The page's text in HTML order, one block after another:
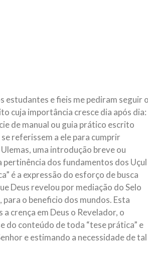
Hejrita. Desejamos a todos os
Centro Islâmico no
Na noite da quinta-feira, 03 de
sede, em São Paulo, o ex-
do Irã, Sr. Kamal Kharrazi, que
estudantes e fieis me pediram seguir o
cuja importância cresce dia após dia:
de manual ou guia prático escrito
referissem a ele para cumprir
uma introdução breve ou
dos fundamentos dos Uçul
é a expressão do esforço de busca
Deus revelou por mediação do Selo
o beneficio dos mundos. Esta
crença em Deus o Revelador, o
do conteúdo de toda “tese prática” e
e estimando a necessidade de tal